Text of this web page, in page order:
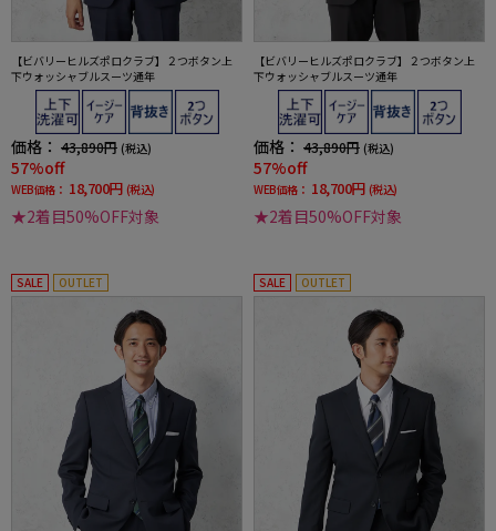
【ビバリーヒルズポロクラブ】２つボタン上
下ウォッシャブルスーツ通年
価格： 43,890円 (税込)
57%off
WEB価格： 18,700円 (税込)
★2着目50%OFF対象
【ビバリーヒルズポロクラブ】２つボタン上
下ウォッシャブルスーツ通年
価格： 43,890円 (税込)
57%off
WEB価格： 18,700円 (税込)
★2着目50%OFF対象
SALE OUTLET SALE OUTLET